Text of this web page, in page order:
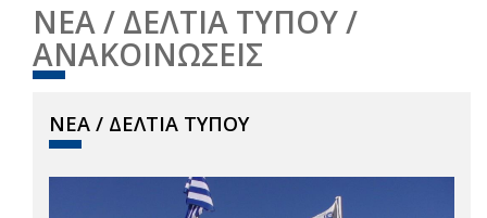
ΝΕΑ / ΔΕΛΤΙΑ ΤΥΠΟΥ /
ΑΝΑΚΟΙΝΩΣΕΙΣ
ΝΕΑ / ΔΕΛΤΙΑ ΤΥΠΟΥ